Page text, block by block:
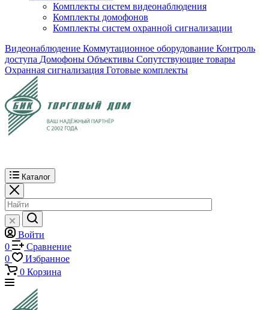
Комплекты систем видеонаблюдения
Комплекты домофонов
Комплекты систем охранной сигнализации
Видеонаблюдение Коммутационное оборудование Контроль
доступа Домофоны Объективы Сопутствующие товары
Охранная сигнализация Готовые комплекты
Каталог
Войти
0
Сравнение
0
Избранное
0 Корзина